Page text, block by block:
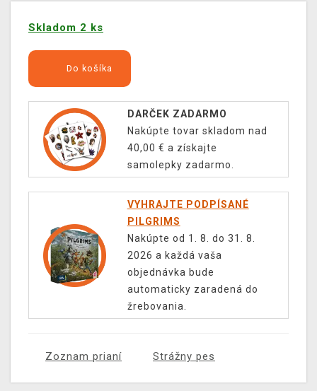
Skladom 2 ks
Do košíka
DARČEK ZADARMO
Nakúpte tovar skladom nad
40,00 € a získajte
samolepky zadarmo.
VYHRAJTE PODPÍSANÉ
PILGRIMS
Nakúpte od 1. 8. do 31. 8.
2026 a každá vaša
objednávka bude
automaticky zaradená do
žrebovania.
Zoznam prianí Strážny pes